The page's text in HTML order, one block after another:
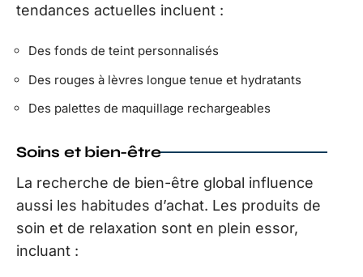
tendances actuelles incluent :
Des fonds de teint personnalisés
Des rouges à lèvres longue tenue et hydratants
Des palettes de maquillage rechargeables
Soins et bien-être
La recherche de bien-être global influence
aussi les habitudes d’achat. Les produits de
soin et de relaxation sont en plein essor,
incluant :